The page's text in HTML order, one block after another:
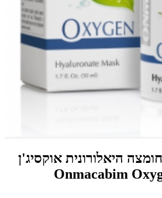
היאלורונית אוקסיג'ן
Onmacabim